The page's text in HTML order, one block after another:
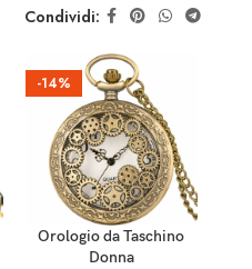
Condividi:
-14%
AGGIUNGI AL
CARRELLO
Orologio da Taschino
Donna